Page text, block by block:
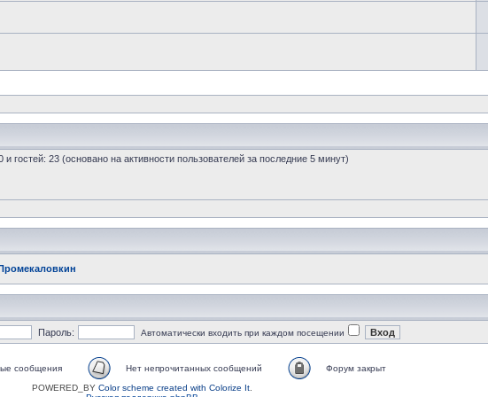
и гостей: 23 (основано на активности пользователей за последние 5 минут)
Пароль: Автоматически входить при каждом посещении
сообщения Нет непрочитанных сообщений
Форум закрыт
POWERED_BY Color scheme created with Colorize It.